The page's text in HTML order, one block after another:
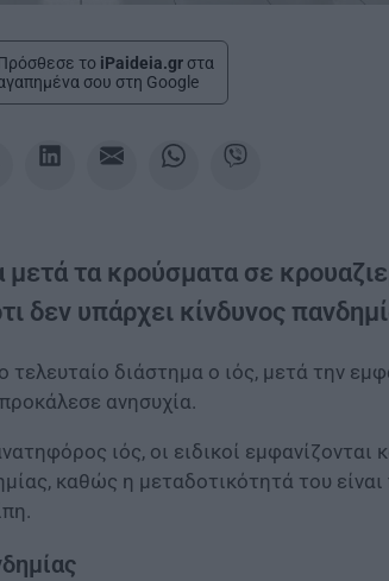
το iPaideia.gr στα
σου στη Google
μετά τα κρούσματα σε
δεν υπάρχει κίνδυνος
τελευταίο διάστημα ο ιός, μετά την
ανησυχία.
ιός, οι ειδικοί εμφανίζονται
καθώς η μεταδοτικότητά του